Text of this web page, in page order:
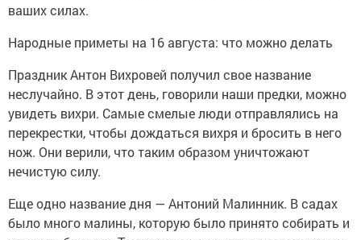
ваших силах.
Народные приметы на 16 августа: что можно делать
Праздник Антон Вихровей получил свое название
неслучайно. В этот день, говорили наши предки, можно
увидеть вихри. Самые смелые люди отправлялись на
перекрестки, чтобы дождаться вихря и бросить в него
нож. Они верили, что таким образом уничтожают
нечистую силу.
Еще одно название дня — Антоний Малинник. В садах
было много малины, которую было принято собирать и